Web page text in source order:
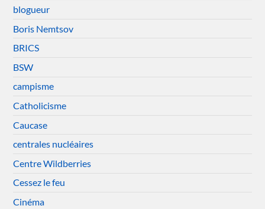
blogueur
Boris Nemtsov
BRICS
BSW
campisme
Catholicisme
Caucase
centrales nucléaires
Centre Wildberries
Cessez le feu
Cinéma